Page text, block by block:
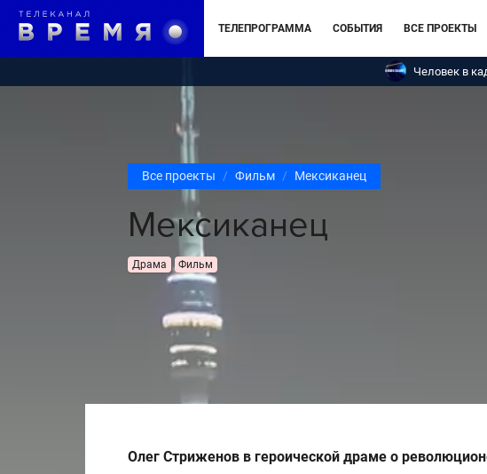
ТЕЛЕПРОГРАММА СОБЫТИЯ ВСЕ ПРОЕКТЫ
Человек в
Все проекты Фильм Мексиканец
Мексиканец
Драма Фильм
Олег Стриженов в героической драме о